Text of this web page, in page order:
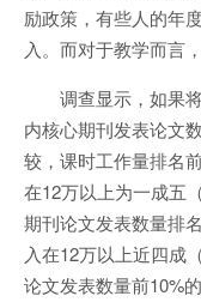
励政策，有些人的年
入。而对于教学而言
调查显示，如果
内核心期刊发表论文
较，课时工作量排名
在12万以上为一成五
期刊论文发表数量排
入在12万以上近四成
论文发表数量前10%